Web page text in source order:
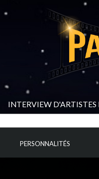
INTERVIEW
PERSONNALITÉS